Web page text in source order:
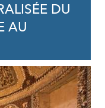
DU
AU